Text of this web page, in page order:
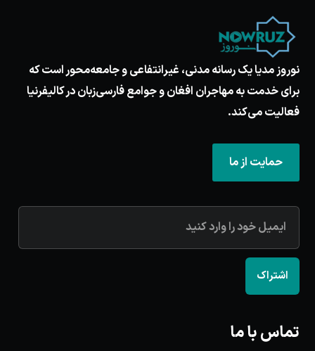
نوروز مدیا یک رسانه مدنی، غیرانتفاعی و جامعه‌محور است که
برای خدمت به مهاجران افغان و جوامع فارسی‌زبان در کالیفرنیا
فعالیت می‌کند.
حمایت از ما
اشتراک
تماس با ما